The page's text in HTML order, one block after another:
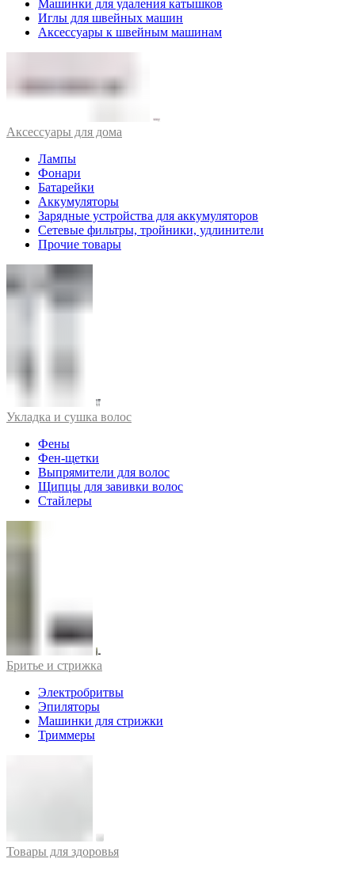
Машинки для удаления катышков
Иглы для швейных машин
Аксессуары к швейным машинам
Аксессуары для дома
Лампы
Фонари
Батарейки
Аккумуляторы
Зарядные устройства для аккумуляторов
Сетевые фильтры, тройники, удлинители
Прочие товары
Укладка и сушка волос
Фены
Фен-щетки
Выпрямители для волос
Щипцы для завивки волос
Стайлеры
Бритье и стрижка
Электробритвы
Эпиляторы
Машинки для стрижки
Триммеры
Товары для здоровья